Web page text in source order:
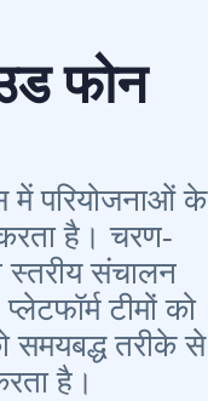
फोन
में परियोजनाओं के
करता है। चरण-
स्तरीय संचालन
टीमों को
समयबद्ध तरीके से
है।